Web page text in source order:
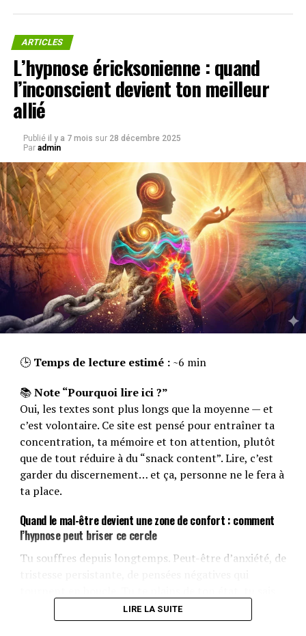
ARTICLES
L’hypnose éricksonienne : quand
l’inconscient devient ton meilleur
allié
Publié il y a 7 mois sur 28 décembre 2025
Par admin
🕒 Temps de lecture estimé :~6 min
📚Note “Pourquoi lire ici ?”
Oui, les textes sont plus longs que la moyenne — et
c’est volontaire. Ce site est pensé pour entraîner ta
concentration, ta mémoire et ton attention, plutôt
que de tout réduire à du “snack content”. Lire, c’est
garder du discernement… et ça, personne ne le fera à
ta place.
Quand le mal-être devient une zone de confort : comment
l’hypnose peut briser ce cercle
Tu souffres depuis longtemps. Peut-être d’anxiété, de
que ça ne va pas, mais au fond… tu ne fais rien pour
changer. Pourquoi ? Parce que ton inconfort est
LIRE LA SUITE